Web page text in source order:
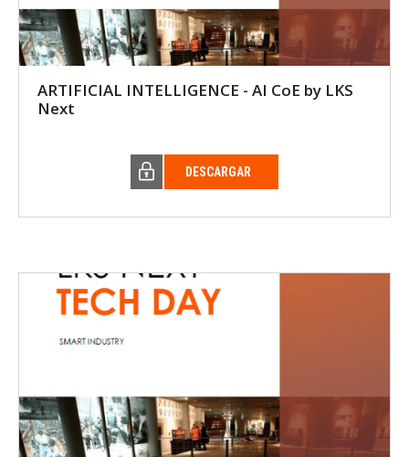
ARTIFICIAL INTELLIGENCE - AI CoE by LKS
Next
DESCARGAR